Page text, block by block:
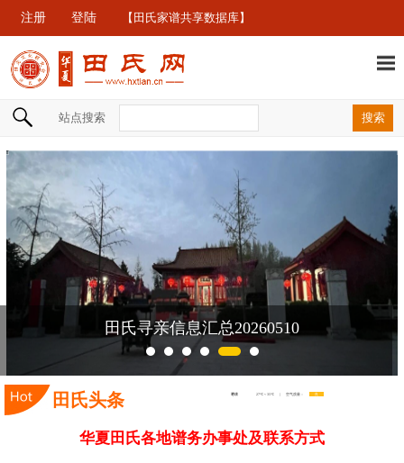
注册 登陆 【田氏家谱共享数据库】
站点搜索
田氏寻亲信息汇总20260510
田氏头条
华夏田氏各地谱务办事处及联系方式